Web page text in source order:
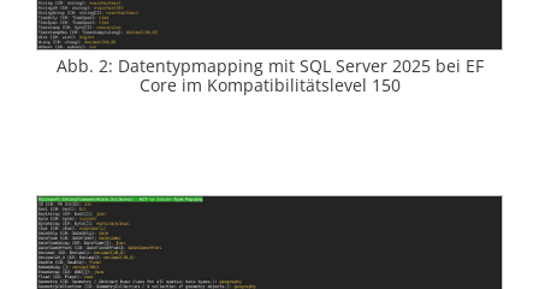
Abb. 2: Datentypmapping mit SQL Server 2025 bei EF
Core im Kompatibilitätslevel 150